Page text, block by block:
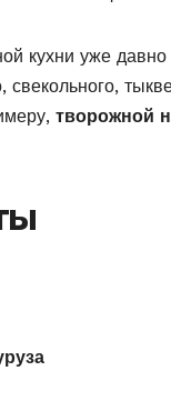
кухни уже
свекольного,
творожной